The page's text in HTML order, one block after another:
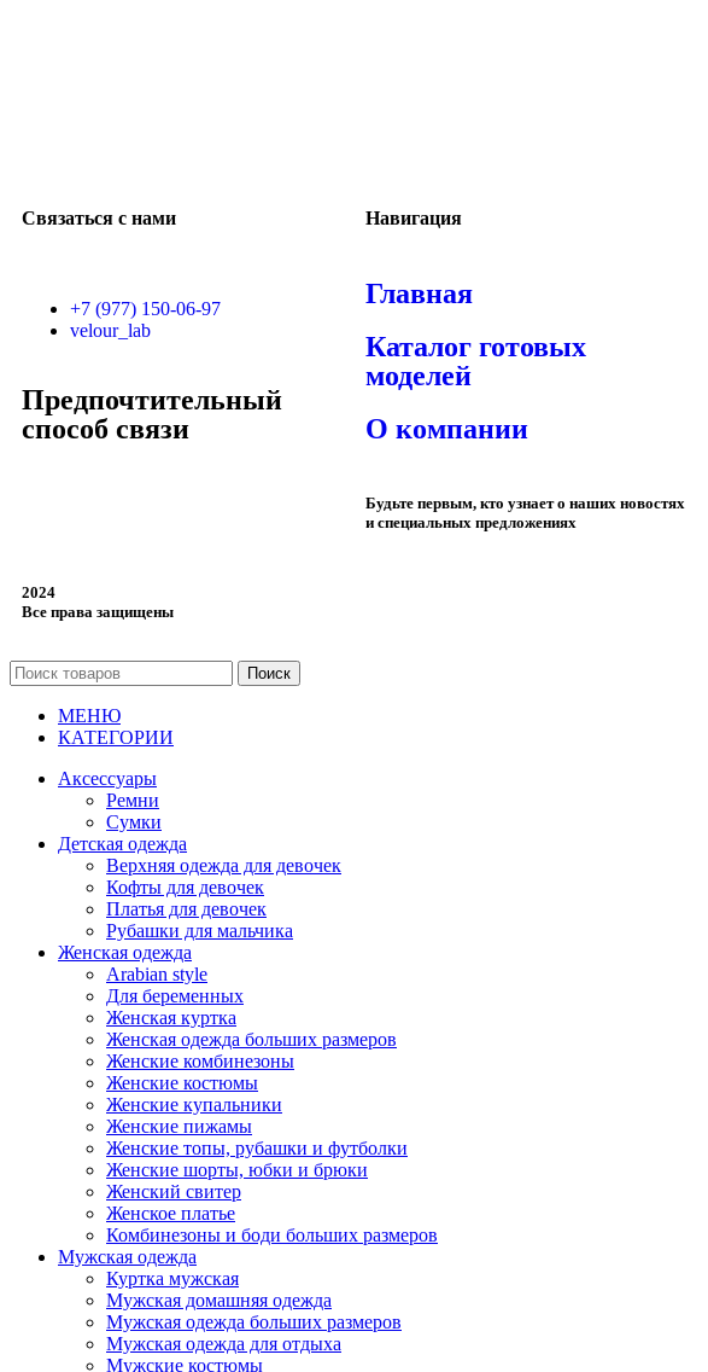
Связаться с нами
+7 (977) 150-06-97
velour_lab
Предпочтительный
способ связи
2024
Все права защищены
Навигация
Главная
Каталог готовых
моделей
О компании
Будьте первым, кто узнает о наших новостях
и специальных предложениях
Поиск
МЕНЮ
КАТЕГОРИИ
Аксессуары
Ремни
Сумки
Детская одежда
Верхняя одежда для девочек
Кофты для девочек
Платья для девочек
Рубашки для мальчика
Женская одежда
Arabian style
Для беременных
Женская куртка
Женская одежда больших размеров
Женские комбинезоны
Женские костюмы
Женские купальники
Женские пижамы
Женские топы, рубашки и футболки
Женские шорты, юбки и брюки
Женский свитер
Женское платье
Комбинезоны и боди больших размеров
Мужская одежда
Куртка мужская
Мужская домашняя одежда
Мужская одежда больших размеров
Мужская одежда для отдыха
Мужские костюмы